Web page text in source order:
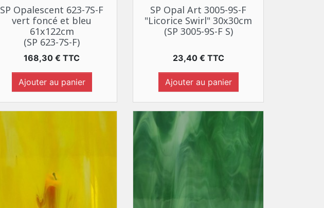
Aperçu rapide
SP Opalescent 623-7S-F
vert foncé et bleu
61x122cm
(SP 623-7S-F)
Prix
168,30 € TTC
Ajouter au panier
Aperçu rapide
SP Opal Art 3005-9S-F
"Licorice Swirl" 30x30cm
(SP 3005-9S-F S)
Prix
23,40 € TTC
Ajouter au panier